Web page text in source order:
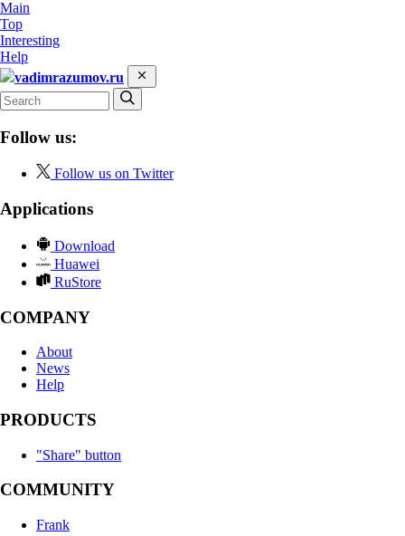
Main
Top
Interesting
Help
vadimrazumov.ru
Follow us:
Follow us on Twitter
Applications
Download
Huawei
RuStore
COMPANY
About
News
Help
PRODUCTS
"Share" button
COMMUNITY
Frank